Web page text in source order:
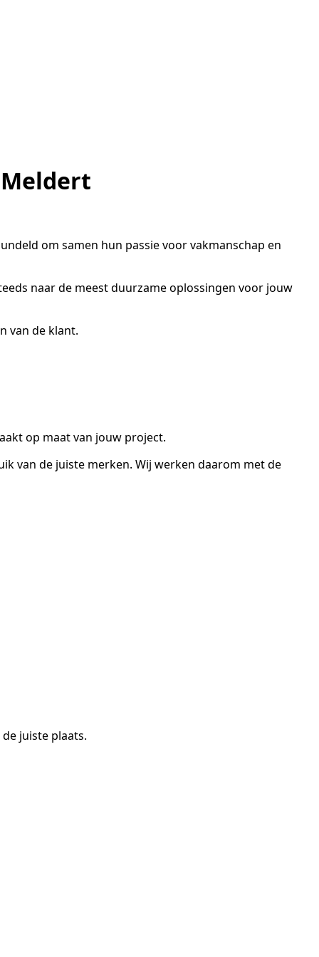
om samen hun passie voor vakmanschap en
naar de meest duurzame oplossingen voor jouw
van de klant.
op maat van jouw project.
van de juiste merken. Wij werken daarom met de
juiste plaats.